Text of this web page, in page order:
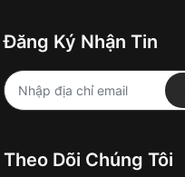
Đăng Ký Nhận Tin
Theo Dõi Chúng Tôi